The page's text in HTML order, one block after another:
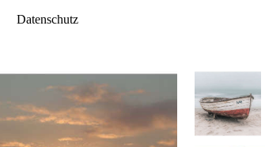
Datenschutz